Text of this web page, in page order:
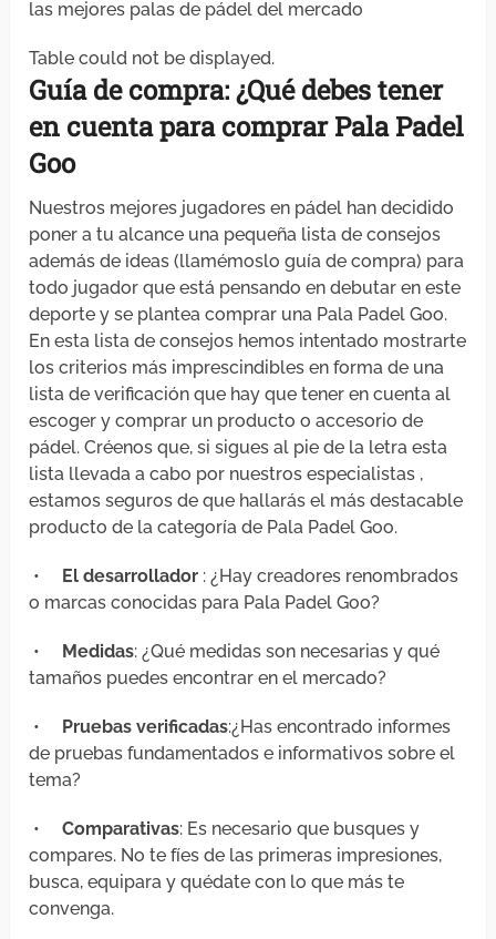
las mejores palas de pádel del mercado
Table could not be displayed.
Guía de compra: ¿Qué debestener
en cuentaparacomprarPala Padel
Goo
Nuestros mejores jugadores en pádel han decidido
poner a tu alcance una pequeña lista de consejos
además de ideas (llamémoslo guía de compra) para
todo jugador que está pensando en debutar en este
deporte y se plantea comprar una Pala Padel Goo.
En esta lista de consejos hemos intentado mostrarte
los criterios más imprescindibles en forma de una
lista de verificación que hay que tener en cuenta al
escoger y comprar un producto o accesorio de
pádel. Créenos que, si sigues al pie de la letra esta
lista llevada a cabo por nuestros especialistas ,
estamos seguros de que hallarás el más destacable
producto de la categoría de Pala Padel Goo.
• El desarrollador : ¿Hay creadores renombrados
o marcas conocidas para Pala Padel Goo?
• Medidas: ¿Qué medidas son necesarias y qué
tamaños puedes encontrar en el mercado?
• Pruebas verificadas:¿Has encontrado informes
de pruebas fundamentados e informativos sobre el
tema?
•Comparativas: Es necesario que busques y
compares. No te fíes de las primeras impresiones,
busca, equipara y quédate con lo que más te
convenga.